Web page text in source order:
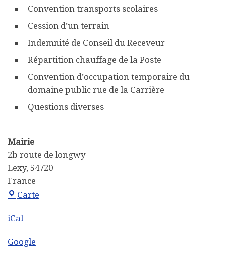
Convention transports scolaires
Cession d’un terrain
Indemnité de Conseil du Receveur
Répartition chauffage de la Poste
Convention d’occupation temporaire du
domaine public rue de la Carrière
Questions diverses
Mairie
2b route de longwy
Lexy, 54720
France
Carte
iCal
Google